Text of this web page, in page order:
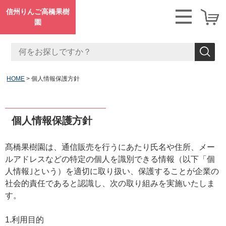
信州りんご高橋果樹
園
HOME 個人情報保護方針
個人情報保護方針
髙橋果樹園は、通信販売を行うにあたり氏名や住所、メー
ルアドレスなどの特定の個人を識別できる情報（以下「個
人情報｣という）を適切に取り扱い、保護することが企業の
社会的責任であると認識し、次の取り組みを実施いたしま
す。
1.利用目的